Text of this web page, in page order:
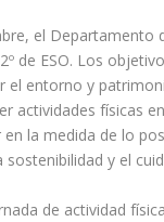
el Departamento
de ESO. Los
el entorno y
actividades físicas
la medida de lo
sostenibilidad y el
de actividad